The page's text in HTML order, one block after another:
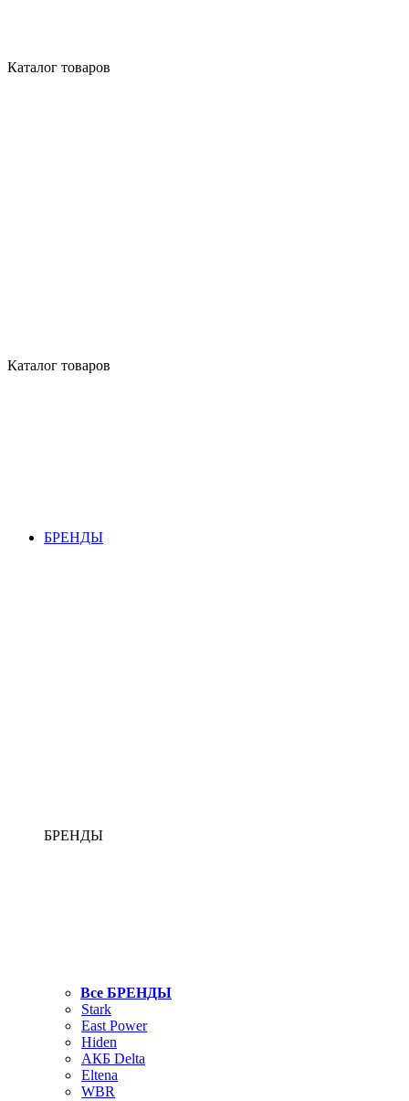
Каталог товаров
Каталог товаров
БРЕНДЫ
БРЕНДЫ
Все БРЕНДЫ
Stark
East Power
Hiden
АКБ Delta
Eltena
WBR